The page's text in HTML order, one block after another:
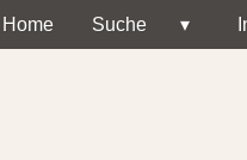
Home Suche ▾